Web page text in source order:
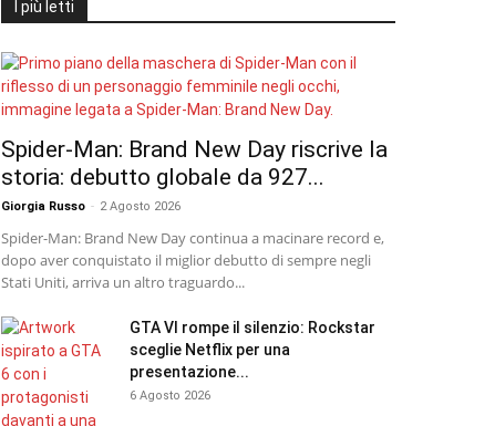
I più letti
Spider-Man: Brand New Day riscrive la
storia: debutto globale da 927...
Giorgia Russo - 2 Agosto 2026
Spider-Man: Brand New Day continua a macinare record e,
dopo aver conquistato il miglior debutto di sempre negli
Stati Uniti, arriva un altro traguardo...
GTA VI rompe il silenzio: Rockstar
sceglie Netflix per una
presentazione...
6 Agosto 2026